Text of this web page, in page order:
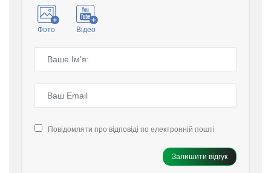
Фото Відео
Повідомляти про відповіді по електронній пошті
Залишити відгук